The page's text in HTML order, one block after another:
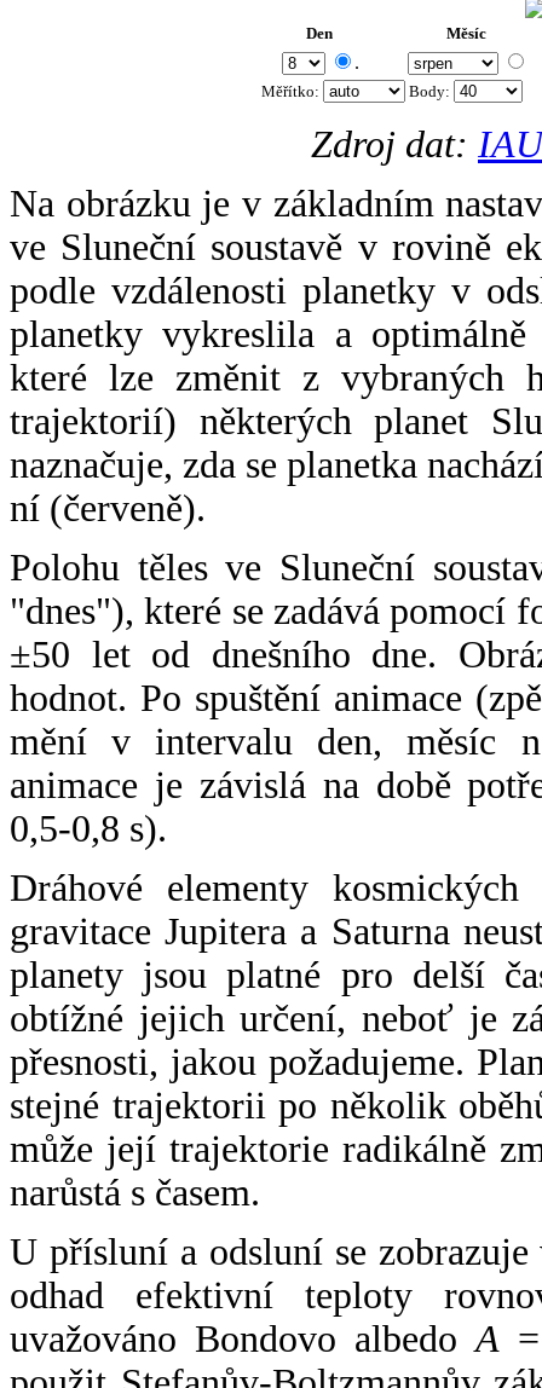
Den Měsíc
.
Měřítko: Body:
Zdroj dat:
Na obrázku je v základním
ve Sluneční soustavě v rovině
podle vzdálenosti planetky v
planetky vykreslila a
které lze změnit z vybraných
trajektorií) některých planet
naznačuje, zda se planetka
ní (červeně).
Polohu těles ve Sluneční
"dnes"), které se zadává pomocí
±50 let od dnešního dne.
hodnot. Po spuštění animace
mění v intervalu den, měsíc
animace je závislá na době
0,5-0,8 s).
Dráhové elementy
gravitace Jupitera a Saturna
planety jsou platné pro delší
obtížné jejich určení, neboť je
přesnosti, jakou požadujeme.
stejné trajektorii po několik
může její trajektorie radikálně
narůstá s časem.
U přísluní a odsluní se
odhad efektivní teploty
uvažováno Bondovo albedoA